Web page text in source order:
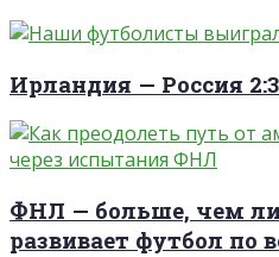
Ирландия — Россия 2:3
ФНЛ — больше, чем
развивает футбол по